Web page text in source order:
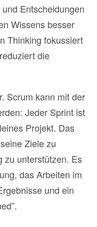
Entscheidungen
Wissens besser
Thinking fokussiert
die
Scrum kann mit der
Jeder Sprint ist
Projekt. Das
Ziele zu
zu unterstützen. Es
das Arbeiten im
und ein